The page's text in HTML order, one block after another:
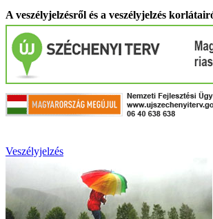
A veszélyjelzésről és a veszélyjelzés
Veszélyjelzés